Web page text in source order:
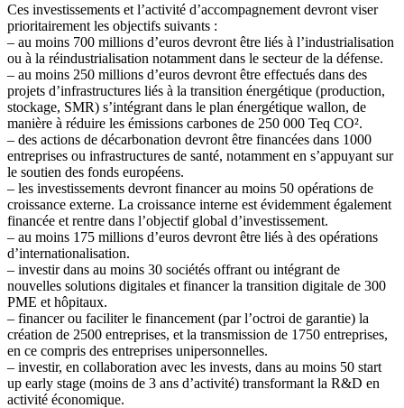
Ces investissements et l’activité d’accompagnement devront viser
prioritairement les objectifs suivants :
– au moins 700 millions d’euros devront être liés à l’industrialisation
ou à la réindustrialisation notamment dans le secteur de la défense.
– au moins 250 millions d’euros devront être effectués dans des
projets d’infrastructures liés à la transition énergétique (production,
stockage, SMR) s’intégrant dans le plan énergétique wallon, de
manière à réduire les émissions carbones de 250 000 Teq CO².
– des actions de décarbonation devront être financées dans 1000
entreprises ou infrastructures de santé, notamment en s’appuyant sur
le soutien des fonds européens.
– les investissements devront financer au moins 50 opérations de
croissance externe. La croissance interne est évidemment également
financée et rentre dans l’objectif global d’investissement.
– au moins 175 millions d’euros devront être liés à des opérations
d’internationalisation.
– investir dans au moins 30 sociétés offrant ou intégrant de
nouvelles solutions digitales et financer la transition digitale de 300
PME et hôpitaux.
– financer ou faciliter le financement (par l’octroi de garantie) la
création de 2500 entreprises, et la transmission de 1750 entreprises,
en ce compris des entreprises unipersonnelles.
– investir, en collaboration avec les invests, dans au moins 50 start
up early stage (moins de 3 ans d’activité) transformant la R&D en
activité économique.